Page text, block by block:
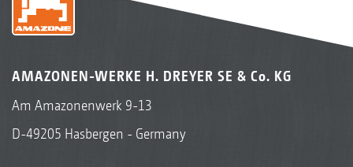
AMAZONEN-WERKE H. DREYER SE & Co. KG
Am Amazonenwerk 9-13
D-49205 Hasbergen - Germany